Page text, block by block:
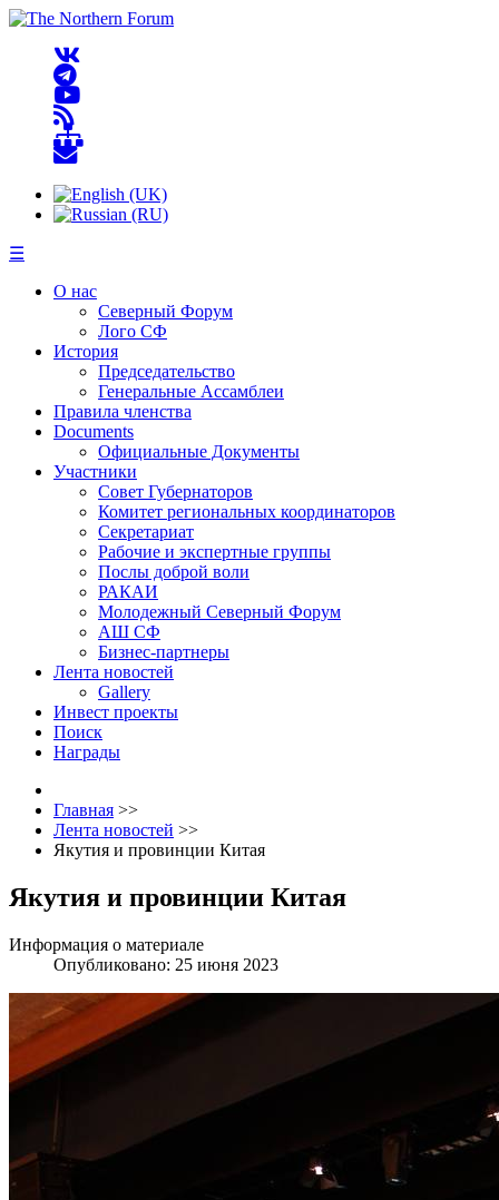
☰
О нас
Северный Форум
Лого СФ
История
Председательство
Генеральные Ассамблеи
Правила членства
Documents
Официальные Документы
Участники
Совет Губернаторов
Комитет региональных координаторов
Секретариат
Рабочие и экспертные группы
Послы доброй воли
РАКАИ
Молодежный Северный Форум
АШ СФ
Бизнес-партнеры
Лента новостей
Gallery
Инвест проекты
Поиск
Награды
Главная >>
Лента новостей >>
Якутия и провинции Китая
Якутия и провинции Китая
Информация о материале
Опубликовано: 25 июня 2023